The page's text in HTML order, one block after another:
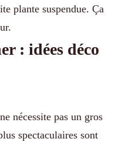
plante suspendue. Ça
: idées déco
nécessite pas un gros
spectaculaires sont